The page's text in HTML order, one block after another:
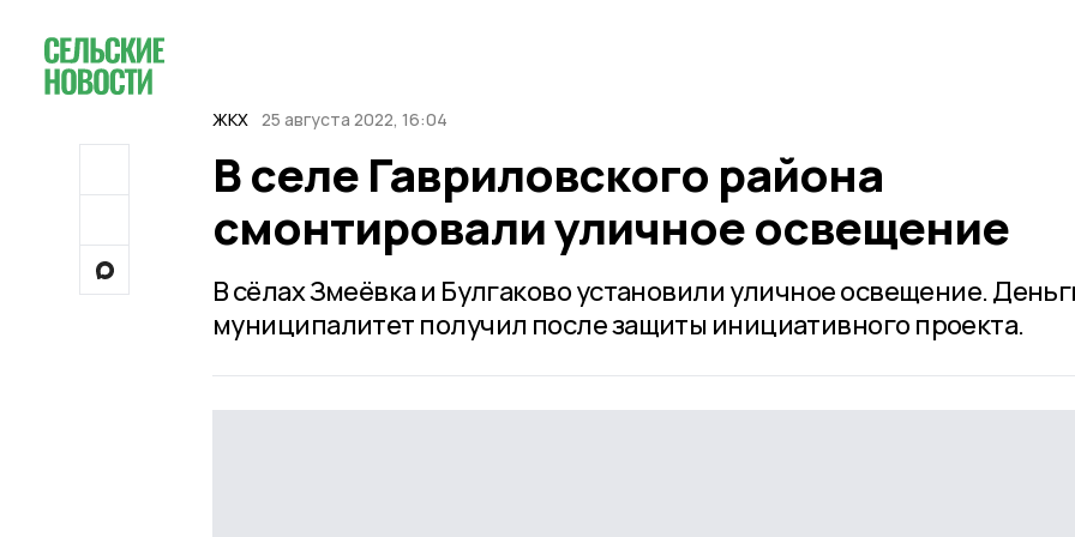
ЖКХ 25 августа 2022, 16:04
В селе Гавриловского района
смонтировали уличное освещение
В сёлах Змеёвка и Булгаково установили уличное освещение.
муниципалитет получил после защиты инициативного проекта.